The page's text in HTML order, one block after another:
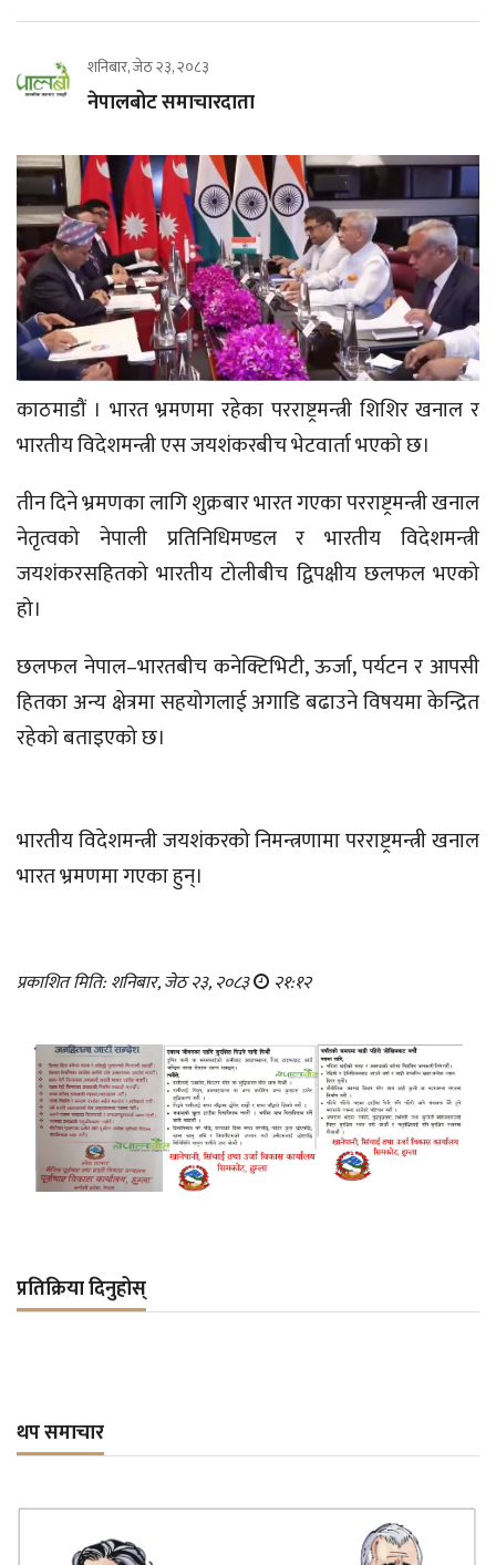
शनिबार, जेठ २३, २०८३
नेपालबोट समाचारदाता
काठमाडौं । भारत भ्रमणमा रहेका परराष्ट्रमन्त्री शिशिर खनाल र
भारतीय विदेशमन्त्री एस जयशंकरबीच भेटवार्ता भएको छ।
तीन दिने भ्रमणका लागि शुक्रबार भारत गएका परराष्ट्रमन्त्री खनाल
नेतृत्वको नेपाली प्रतिनिधिमण्डल र भारतीय विदेशमन्त्री
जयशंकरसहितको भारतीय टोलीबीच द्विपक्षीय छलफल भएको
हो।
छलफल नेपाल–भारतबीच कनेक्टिभिटी, ऊर्जा, पर्यटन र आपसी
हितका अन्य क्षेत्रमा सहयोगलाई अगाडि बढाउने विषयमा केन्द्रित
रहेको बताइएको छ।
भारतीय विदेशमन्त्री जयशंकरको निमन्त्रणामा परराष्ट्रमन्त्री खनाल
भारत भ्रमणमा गएका हुन्।
प्रकाशित मिति: शनिबार, जेठ २३, २०८३ २१:१२
प्रतिक्रिया दिनुहोस्
थप समाचार